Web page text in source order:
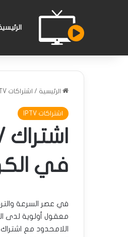
الرئيسية / اشتراكات IPTV
اشتراكات IPTV
في
في عصر السرعة
معقول أولوية لدى